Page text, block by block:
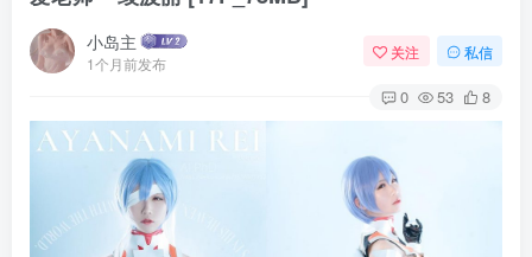
小岛主
1个月前发布
关注 私信
0 53 8